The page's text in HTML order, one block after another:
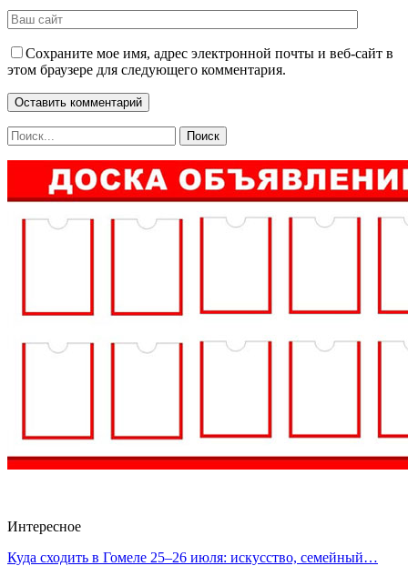
Сохраните мое имя, адрес электронной почты и веб-сайт в
этом браузере для следующего комментария.
Интересное
Куда сходить в Гомеле 25–26 июля: искусство, семейный…